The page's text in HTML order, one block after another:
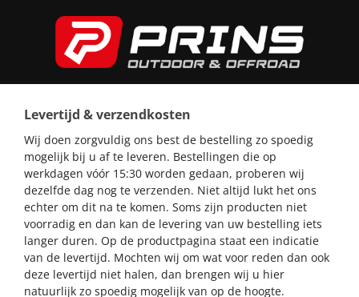
Levertijd & verzendkosten
Wij doen zorgvuldig ons best de bestelling zo spoedig
mogelijk bij u af te leveren. Bestellingen die op
werkdagen vóór 15:30 worden gedaan, proberen wij
dezelfde dag nog te verzenden. Niet altijd lukt het ons
echter om dit na te komen. Soms zijn producten niet
voorradig en dan kan de levering van uw bestelling iets
langer duren. Op de productpagina staat een indicatie
van de levertijd. Mochten wij om wat voor reden dan ook
deze levertijd niet halen, dan brengen wij u hier
natuurlijk zo spoedig mogelijk van op de hoogte.